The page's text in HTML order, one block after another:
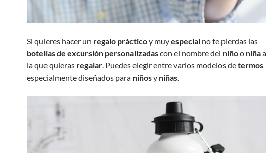
Si quieres hacer un regalo prácticoy muyespecial no te pierdas las
botellas de excursión personalizadascon el nombre del niñoo niñaa
la que quieras regalar. Puedes elegir entre varios modelos determos
especialmente diseñados para niñosy niñas.